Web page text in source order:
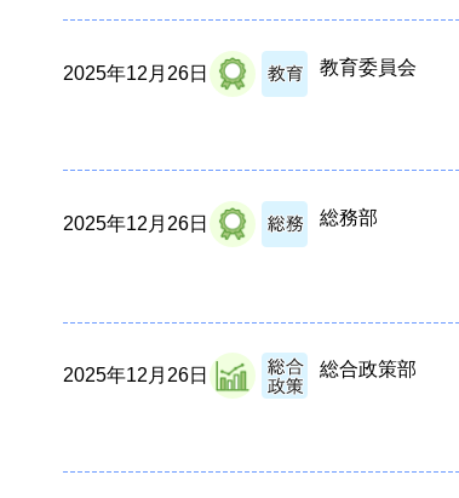
2025年12月26日 教育委員会
2025年12月26日 総務部
2025年12月26日 総合政策部